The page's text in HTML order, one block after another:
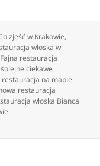
zjeść w Krakowie,
włoska w
Fajna restauracja
Kolejne ciekawe
restauracja na mapie
restauracja
włoska Bianca